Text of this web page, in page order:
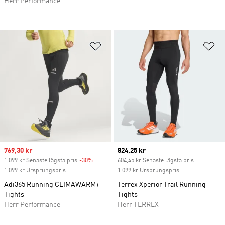
Lägg till på önskelistan
Sale price
769,30 kr
1 099 kr Senaste lägsta pris -30%
1 099 kr Ursprungspris
Adi365 Running CLIMAWARM+
Tights
Herr Performance
Current price
824,25 kr
604,45 kr Senaste lägsta pris
1 099 kr Ursprungspris
Terrex Xperior Trail Running
Tights
Herr TERREX